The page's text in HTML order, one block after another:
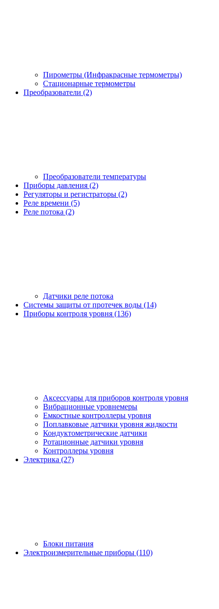
Пирометры (Инфракрасные термометры)
Стационарные термометры
Преобразователи (2)
Преобразователи температуры
Приборы давления (2)
Регуляторы и регистраторы (2)
Реле времени (5)
Реле потока (2)
Датчики реле потока
Системы защиты от протечек воды (14)
Приборы контроля уровня (136)
Аксессуары для приборов контроля уровня
Вибрационные уровнемеры
Емкостные контроллеры уровня
Поплавковые датчики уровня жидкости
Кондуктометрические датчики
Ротационные датчики уровня
Контроллеры уровня
Электрика (27)
Блоки питания
Электроизмерительные приборы (110)